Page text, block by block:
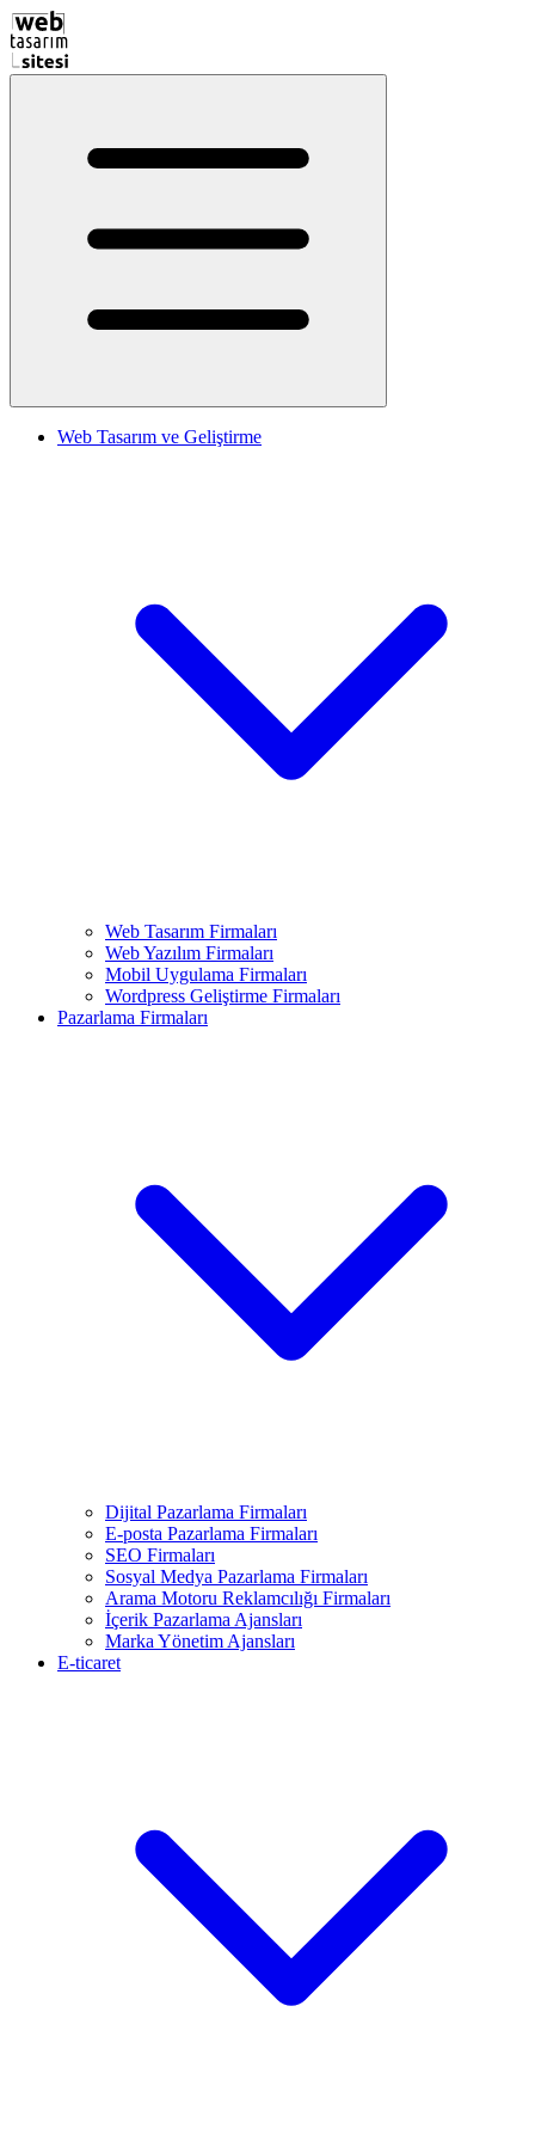
Web Tasarım ve Geliştirme
Web Tasarım Firmaları
Web Yazılım Firmaları
Mobil Uygulama Firmaları
Wordpress Geliştirme Firmaları
Pazarlama Firmaları
Dijital Pazarlama Firmaları
E-posta Pazarlama Firmaları
SEO Firmaları
Sosyal Medya Pazarlama Firmaları
Arama Motoru Reklamcılığı Firmaları
İçerik Pazarlama Ajansları
Marka Yönetim Ajansları
E-ticaret